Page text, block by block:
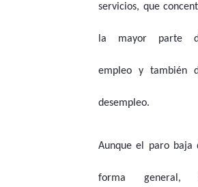
servicios, que
la mayor parte
empleo y también
desempleo.
Aunque el paro baja
forma general,